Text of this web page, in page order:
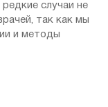
случаи не
так как мы
и методы